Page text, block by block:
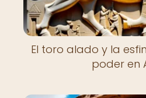
El toro alado y la
poder en